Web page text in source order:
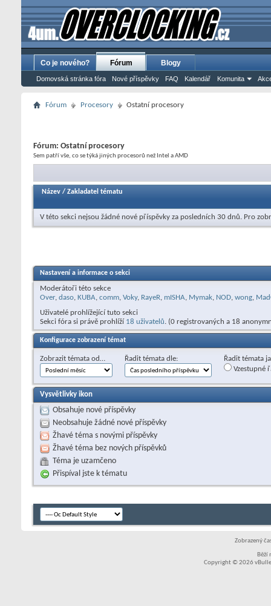
Co je nového? Fórum
Domovská stránka fóra Nové příspěvky FAQ Kalendář Komunita
Blogy
Fórum Procesory Ostatní procesory
Fórum: Ostatní procesory
Sem patří vše, co se týká jiných procesorů než Intel a AMD
Název / Zakladatel tématu
V této sekci nejsou žádné nové příspěvky za posledních 30 dnů. Pro
Nastavení a informace o sekci
Moderátoři této sekce
Over, daso, KUBA, comm, Voky, RayeR, mISHA, Mymak, NOD, wong,
Uživatelé prohlížející tuto sekci
Sekci fóra si právě prohlíží 18 uživatelů. (0 registrovaných a 18
Konfigurace zobrazení témat
Zobrazit témata od… Řadit témata dle:
Řadit témata
Vzestupné
Vysvětlivky ikon
Obsahuje nové příspěvky
Neobsahuje žádné nové příspěvky
Žhavé téma s novými příspěvky
Žhavé téma bez nových příspěvků
Téma je uzamčeno
Přispíval jste k tématu
Zobrazený
Běží
Copyright © 2026